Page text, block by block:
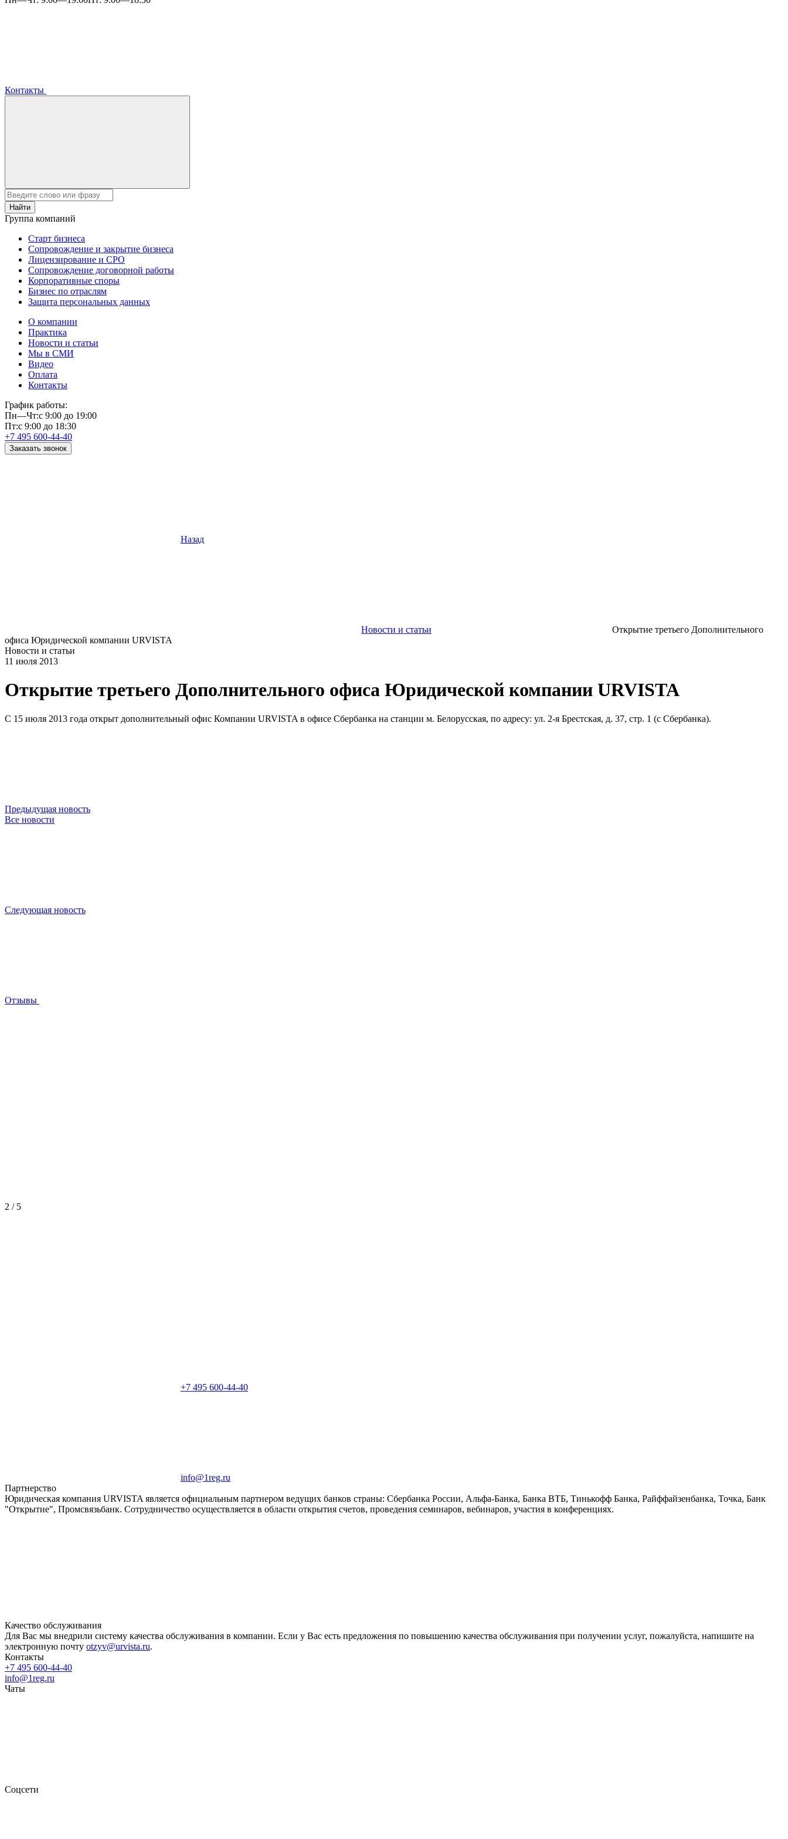
Контакты
Найти
Группа компаний
Старт бизнеса
Сопровождение и закрытие бизнеса
Лицензирование и СРО
Сопровождение договорной работы
Корпоративные споры
Бизнес по отраслям
Защита персональных данных
О компании
Практика
Новости и статьи
Мы в СМИ
Видео
Оплата
Контакты
График работы:
Пн—Чт:с 9:00 до 19:00
Пт:с 9:00 до 18:30
+7 495 600-44-40
Заказать звонок
Назад
Новости и статьи
Открытие третьего Дополнительного
офиса Юридической компании URVISTA
Новости и статьи
11 июля 2013
Открытие третьего Дополнительного офиса Юридической компании URVISTA
С 15 июля 2013 года открыт дополнительный офис Компании URVISTA в офисе Сбербанка на станции м. Белорусская, по адресу: ул. 2-я Брестская, д. 37, стр. 1 (с Сбербанка).
Предыдущая новость
Все новости
Следующая новость
Отзывы
2 / 5
+7 495 600-44-40
info@1reg.ru
Партнерство
Юридическая компания URVISTA является официальным партнером ведущих банков страны: Сбербанка России, Альфа-Банка, Банка ВТБ, Тинькофф Банка, Райффайзенбанка, Точка, Банк
"Открытие", Промсвязьбанк. Сотрудничество осуществляется в области открытия счетов, проведения семинаров, вебинаров, участия в конференциях.
Качество обслуживания
Для Вас мы внедрили систему качества обслуживания в компании. Если у Вас есть предложения по повышению качества обслуживания при получении услуг, пожалуйста, напишите на
электронную почту otzyv@urvista.ru.
Контакты
+7 495 600-44-40
info@1reg.ru
Чаты
Соцсети